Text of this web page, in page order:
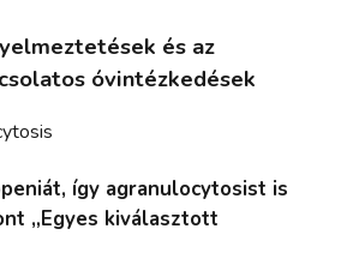
és az
óvintézkedések
így agranulocytosist is
„Egyes kiválasztott